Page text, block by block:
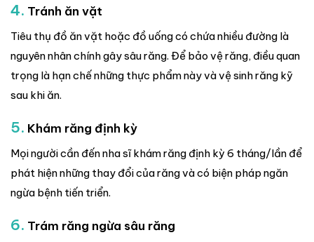
4. Tránh ăn vặt
Tiêu thụ đồ ăn vặt hoặc đồ uống có chứa nhiều đường là
nguyên nhân chính gây sâu răng. Để bảo vệ răng, điều quan
trọng là hạn chế những thực phẩm này và vệ sinh răng kỹ
sau khi ăn.
5. Khám răng định kỳ
Mọi người cần đến nha sĩ khám răng định kỳ 6 tháng/lần để
phát hiện những thay đổi của răng và có biện pháp ngăn
ngừa bệnh tiến triển.
6. Trám răng ngừa sâu răng